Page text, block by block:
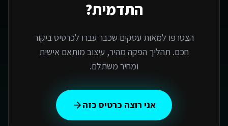
התדמית?
הצטרפו למאות עסקים שכבר עברו לכרטיס ביקור
חכם. תהליך הפקה מהיר, עיצוב מותאם אישית
ומחיר משתלם.
אני רוצה כרטיס כזה